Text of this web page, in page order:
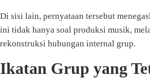
Di sisi lain, pernyataan tersebut
ini tidak hanya soal produksi musik,
rekonstruksi hubungan internal grup.
Ikatan Grup yang